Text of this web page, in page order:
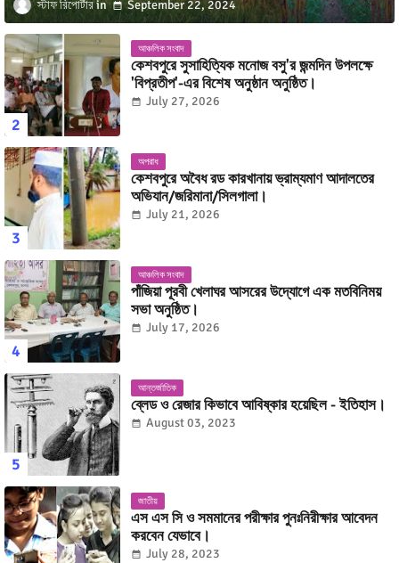
স্টাফ রিপোর্টার September 22, 2024
আঞ্চলিক সংবাদ
কেশবপুরে সুসাহিত্যিক মনোজ বসু'র জন্মদিন উপলক্ষে
'বিপ্রতীপ'-এর বিশেষ অনুষ্ঠান অনুষ্ঠিত।
July 27, 2026
অপরাধ
কেশবপুরে অবৈধ রড কারখানায় ভ্রাম্যমাণ আদালতের
অভিযান/জরিমানা/সিলগালা।
July 21, 2026
আঞ্চলিক সংবাদ
পাঁজিয়া পূরবী খেলাঘর আসরের উদ্যোগে এক মতবিনিময়
সভা অনুষ্ঠিত।
July 17, 2026
আন্তর্জাতিক
ব্লেড ও রেজার কিভাবে আবিষ্কার হয়েছিল - ইতিহাস।
August 03, 2023
জাতীয়
এস এস সি ও সমমানের পরীক্ষার পুনঃনিরীক্ষার আবেদন
করবেন যেভাবে।
July 28, 2023